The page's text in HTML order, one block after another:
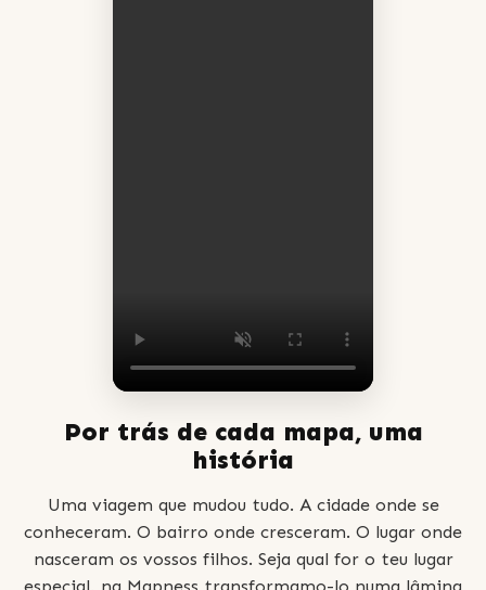
Por trás de cada mapa, uma
história
Uma viagem que mudou tudo. A cidade onde se
conheceram. O bairro onde cresceram. O lugar onde
nasceram os vossos filhos. Seja qual for o teu lugar